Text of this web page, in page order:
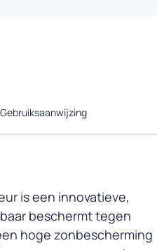
Gebruiksaanwijzing
is een innovatieve,
beschermt tegen
hoge zonbescherming